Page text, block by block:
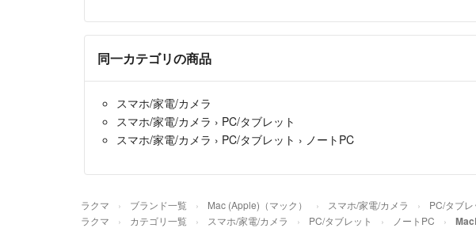
同一カテゴリの商品
スマホ/家電/カメラ
スマホ/家電/カメラ › PC/タブレット
スマホ/家電/カメラ › PC/タブレット › ノートPC
ラクマ ブランド一覧 Mac (Apple)（マック） スマホ/家電/カメラ PC/タブレ
ラクマ カテゴリ一覧 スマホ/家電/カメラ PC/タブレット ノートPC